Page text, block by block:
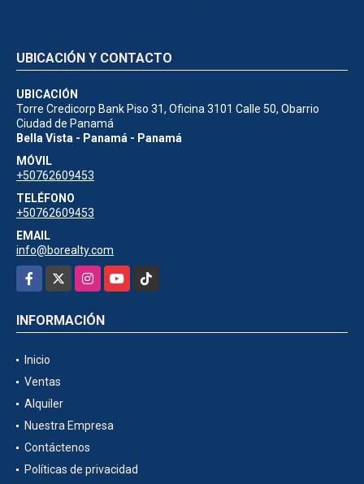
UBICACIÓN Y CONTACTO
UBICACIÓN
Torre Credicorp Bank Piso 31, Oficina 3101 Calle 50, Obarrio
Ciudad de Panamá
Bella Vista - Panamá - Panamá
MÓVIL
+50762609453
TELÉFONO
+50762609453
EMAIL
info@borealty.com
Facebook
InstagramYouTubeTikTok
INFORMACIÓN
Inicio
Ventas
Alquiler
Nuestra Empresa
Contáctenos
Políticas de privacidad